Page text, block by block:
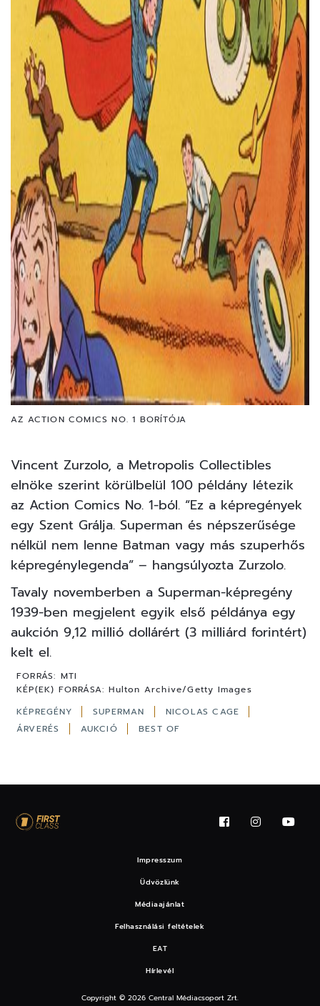
AZ ACTION COMICS NO. 1 BORÍTÓJA
Vincent Zurzolo, a Metropolis Collectibles
elnöke szerint körülbelül 100 példány létezik
az Action Comics No. 1-ból. “Ez a képregények
egy Szent Grálja. Superman és népszerűsége
nélkül nem lenne Batman vagy más szuperhős
képregénylegenda” – hangsúlyozta Zurzolo.
Tavaly novemberben a Superman-képregény
1939-ben megjelent egyik első példánya egy
aukción 9,12 millió dollárért (3 milliárd forintért)
kelt el.
FORRÁS: MTI
KÉP(EK) FORRÁSA: Hulton Archive/Getty Images
KÉPREGÉNY
SUPERMAN
NICOLAS CAGE
ÁRVERÉS
AUKCIÓ BEST OF
Impresszum
Üdvözlünk
Médiaajánlat
Felhasználási feltételek
EAT
Hírlevél
Copyright © 2026 Central Médiacsoport Zrt.